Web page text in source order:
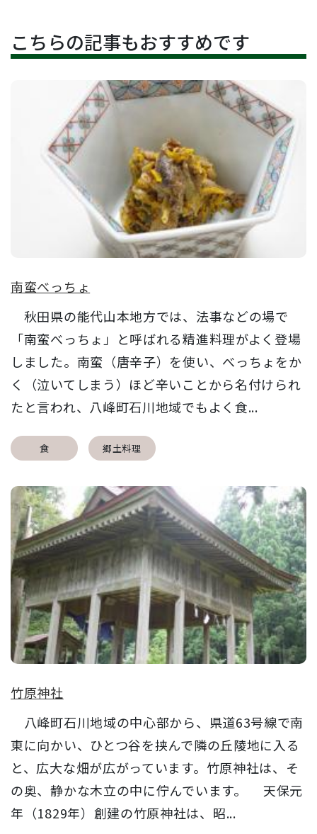
こちらの記事もおすすめです
南蛮べっちょ
秋田県の能代山本地方では、法事などの場で
「南蛮べっちょ」と呼ばれる精進料理がよく登場
しました。南蛮（唐辛子）を使い、べっちょをか
く（泣いてしまう）ほど辛いことから名付けられ
たと言われ、八峰町石川地域でもよく食...
食 郷土料理
竹原神社
八峰町石川地域の中心部から、県道63号線で南
東に向かい、ひとつ谷を挟んで隣の丘陵地に入る
と、広大な畑が広がっています。竹原神社は、そ
の奥、静かな木立の中に佇んでいます。 天保元
年（1829年）創建の竹原神社は、昭...